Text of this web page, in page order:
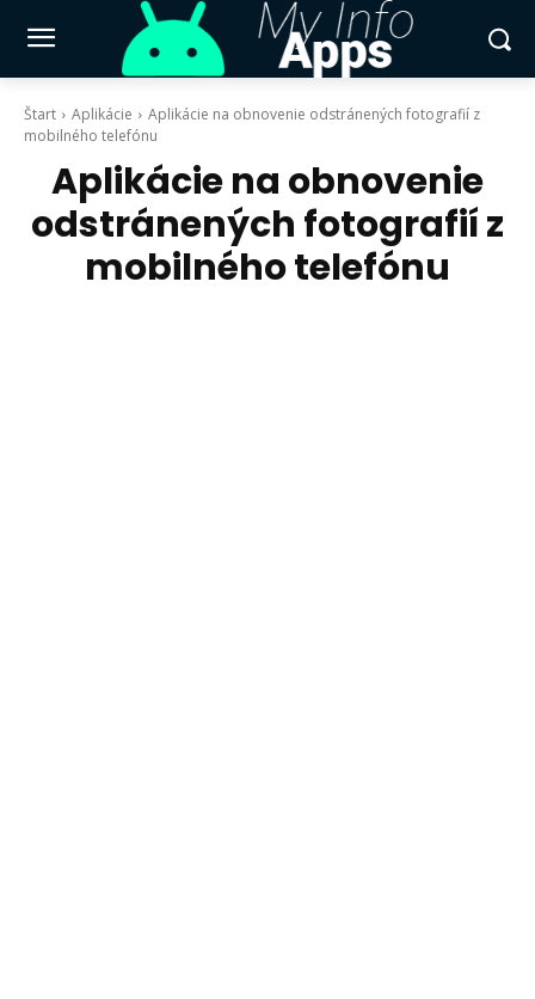
Štart Aplikácie
Aplikácie na obnovenie odstránených fotografií z
mobilného telefónu
Aplikácie na obnovenie
odstránených fotografií z
mobilného telefónu